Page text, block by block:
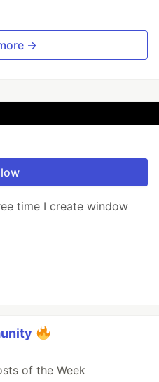
→
time I create window
of the Week